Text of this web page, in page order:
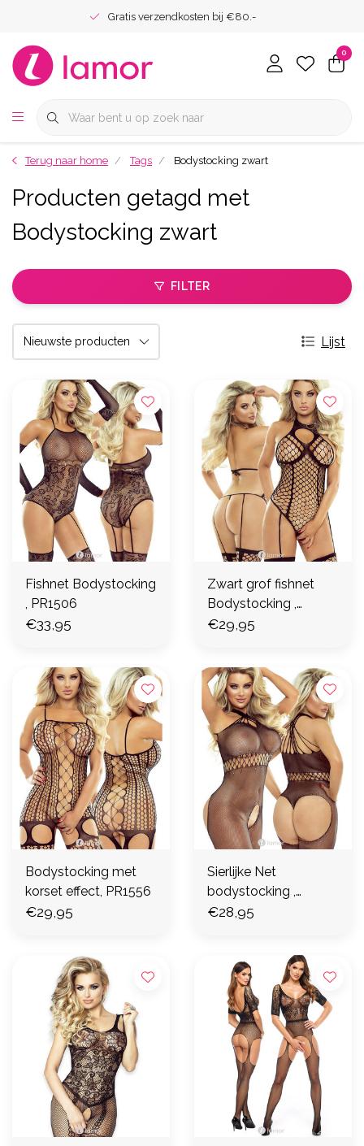
Gratis verzendkosten bij €80.-
0
Terug naar home Tags Bodystocking zwart
Producten getagd met
Bodystocking zwart
FILTER
Lijst
Fishnet Bodystocking
, PR1506
€33,95
Zwart grof fishnet
Bodystocking ,
PR1542
€29,95
Bodystocking met
korset effect, PR1556
€29,95
Sierlijke Net
bodystocking ,
PR1534
€28,95